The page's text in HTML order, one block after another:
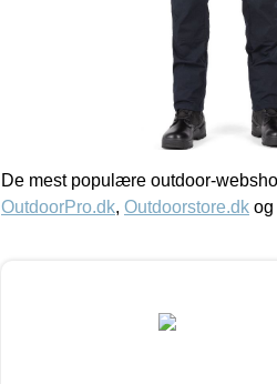
De mest populære outdoor-
OutdoorPro.dk, Outdoorstore.dk og